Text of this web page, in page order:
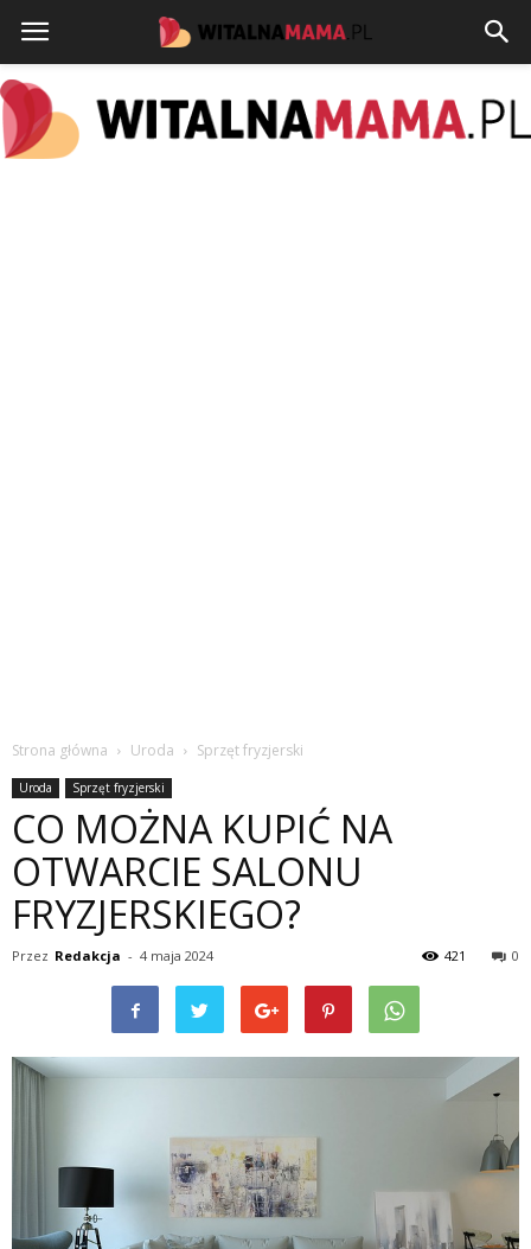
Strona główna Uroda Sprzęt fryzjerski
Uroda Sprzęt fryzjerski
CO MOŻNA KUPIĆ NA
OTWARCIE SALONU
FRYZJERSKIEGO?
Przez Redakcja - 4 maja 2024 0
421